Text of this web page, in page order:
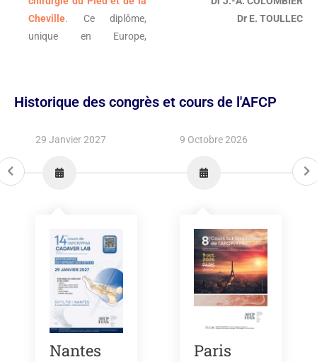
Cheville. Ce diplôme,
unique en Europe,
Dr E. TOULLEC
Historique des congrès et cours de l'AFCP
29 Janvier 2027
Nantes
9 Octobre 2026
Paris